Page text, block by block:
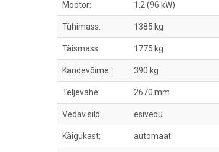
Mootor: 1.2 (96 kW)
Tühimass: 1385 kg
Täismass: 1775 kg
Kandevõime: 390 kg
Teljevahe: 2670 mm
Vedav sild: esivedu
Käigukast: automaat